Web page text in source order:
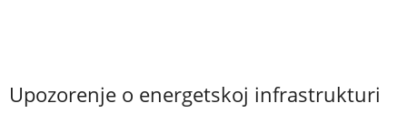
Upozorenje o energetskoj infrastrukturi